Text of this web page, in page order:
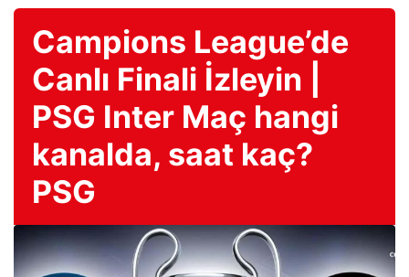
Campions League’de
Canlı Finali İzleyin |
PSG Inter Maç hangi
kanalda, saat kaç?
PSG